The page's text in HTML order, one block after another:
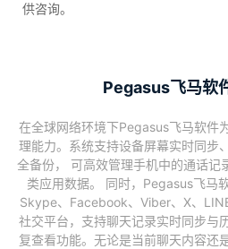
供咨询。
Pegasus飞马软
在全球网络环境下Pegasus飞马软件
理能力。系统支持设备屏幕实时同步
全备份， 可高效管理手机中的通话记
类应用数据。 同时，Pegasus飞马
Skype、Facebook、Viber、X、
社交平台，支持聊天记录实时同步与
复查看功能。无论是当前聊天内容还